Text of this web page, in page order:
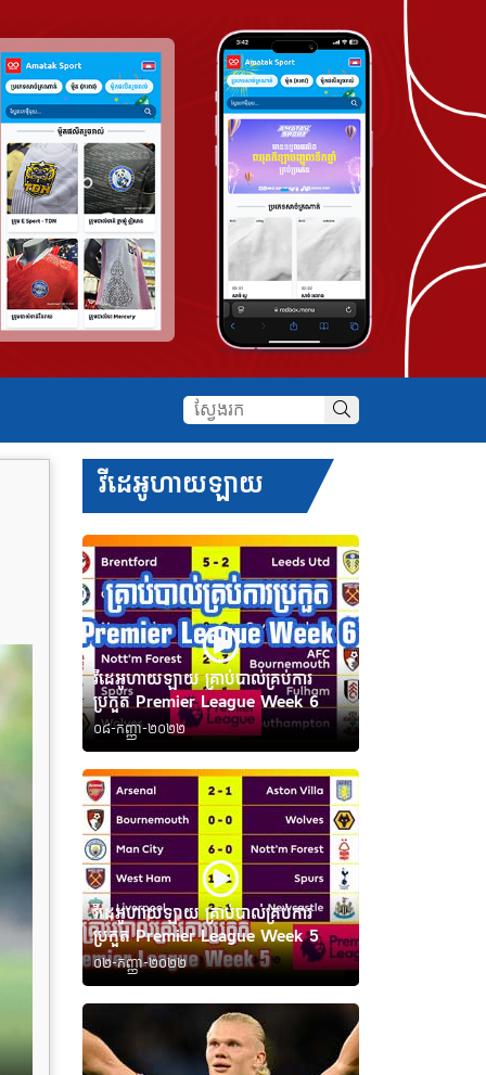
វីដេអូហាយឡាយ
វីដេអូហាយឡាយ គ្រាប់បាល់គ្រប់ការ
ប្រកួត Premier League Week 6
០៨-កញ្ញា-២០២២
វីដេអូហាយឡាយ គ្រាប់បាល់គ្រប់ការ
ប្រកួត Premier League Week 5
០២-កញ្ញា-២០២២